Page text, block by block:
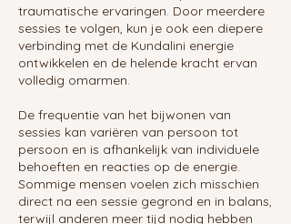
traumatische ervaringen. Door meerdere
sessies te volgen, kun je ook een diepere
verbinding met de Kundalini energie
ontwikkelen en de helende kracht ervan
volledig omarmen.
De frequentie van het bijwonen van
sessies kan variëren van persoon tot
persoon en is afhankelijk van individuele
behoeften en reacties op de energie.
Sommige mensen voelen zich misschien
direct na een sessie gegrond en in balans,
terwijl anderen meer tijd nodig hebben